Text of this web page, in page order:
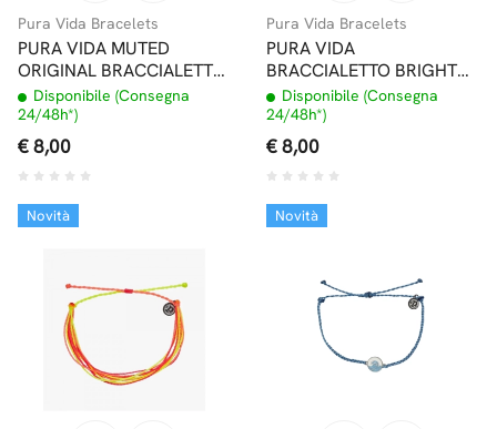
Pura Vida Bracelets
PURA VIDA MUTED
ORIGINAL BRACCIALETTO
BERRY CUTE
Disponibile (Consegna
24/48h*)
€ 8,00
Pura Vida Bracelets
PURA VIDA
BRACCIALETTO BRIGHT
ORIGINALS TOES ON THE
NOSE
Disponibile (Consegna
24/48h*)
€ 8,00
Novità Novità